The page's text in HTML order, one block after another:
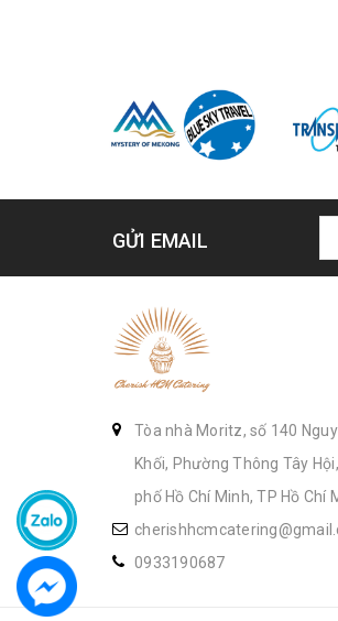
GỬI EMAIL
Tòa nhà Moritz, số 140
Khối, Phường Thông Tây
phố Hồ Chí Minh, TP Hồ Chí
0933190687